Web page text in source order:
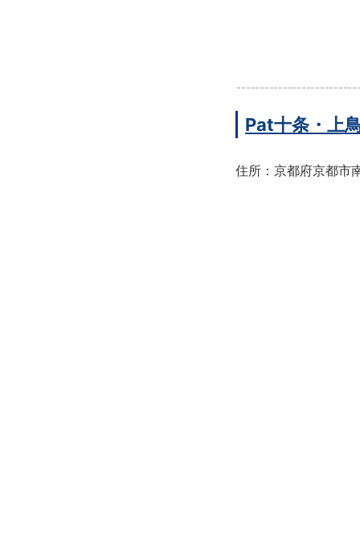
Pat十条・上
住所：京都府京都市